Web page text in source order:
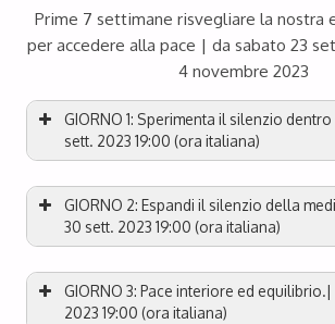
Prime 7 settimane risvegliare la nostra
per accedere alla pace | da sabato 23
4 novembre 2023
GIORNO 1: Sperimenta il silenzio
sett. 2023 19:00 (ora italiana)
GIORNO 2: Espandi il silenzio della
30 sett. 2023 19:00 (ora italiana)
GIORNO 3: Pace interiore ed
2023 19:00 (ora italiana)